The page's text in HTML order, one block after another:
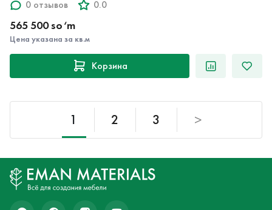
565 500 so‘m
Цена указана за кв.м
1 2 3 >